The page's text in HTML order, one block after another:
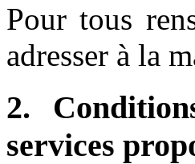
Pour tous
adresser à la
2.
services